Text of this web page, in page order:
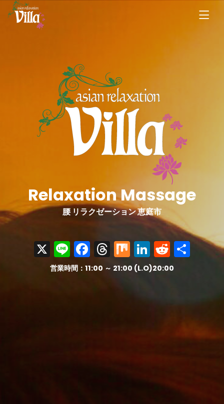
Relaxation Massage
腰 リラクゼーション 恵庭市
X LineFacebook
Threads
MixLinkedIn
Reddit
共
営業時間：11:00 ～ 21:00 (L.O)20:00